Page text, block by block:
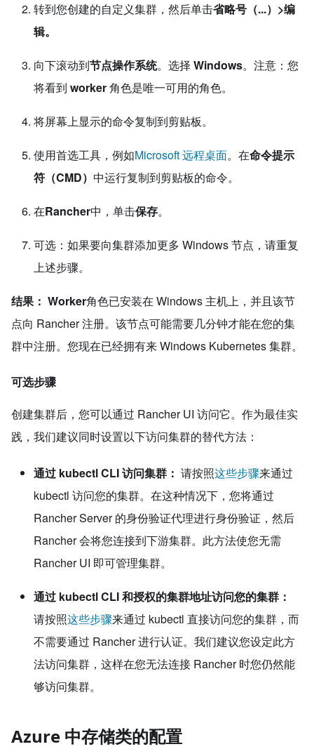
转到您创建的自定义集群，然后单击省略号（...）>编
辑。
向下滚动到节点操作系统。选择 Windows。注意：您
将看到 worker角色是唯一可用的角色。
将屏幕上显示的命令复制到剪贴板。
使用首选工具，例如Microsoft 远程桌面。在命令提示
符（CMD） 中运行复制到剪贴板的命令。
在Rancher中，单击保存。
可选：如果要向集群添加更多 Windows 节点，请重复
上述步骤。
结果： Worker角色已安装在 Windows 主机上，并且该节
点向 Rancher 注册。该节点可能需要几分钟才能在您的集
群中注册。您现在已经拥有来 Windows Kubernetes 集群。
可选步骤
创建集群后，您可以通过 Rancher UI 访问它。作为最佳实
践，我们建议同时设置以下访问集群的替代方法：
通过 kubectl CLI 访问集群： 请按照这些步骤来通过
kubectl 访问您的集群。在这种情况下，您将通过
Rancher Server 的身份验证代理进行身份验证，然后
Rancher 会将您连接到下游集群。此方法使您无需
Rancher UI 即可管理集群。
通过 kubectl CLI 和授权的集群地址访问您的集群：
请按照这些步骤来通过 kubectl 直接访问您的集群，而
不需要通过 Rancher 进行认证。我们建议您设定此方
法访问集群，这样在您无法连接 Rancher 时您仍然能
够访问集群。
Azure 中存储类的配置